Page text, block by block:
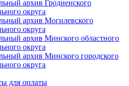
архив Гродненского
округа
архив Могилевского
округа
архив Минского областного
округа
архив Минского городского
округа
для оплаты